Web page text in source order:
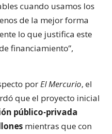
cuando usamos los
de la mejor forma
lo que justifica este
financiamiento”,
porEl Mercurio, el
que el proyecto inicial
público-privada
mientras que con